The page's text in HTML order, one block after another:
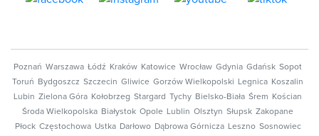
Poznań Warszawa Łódź Kraków Katowice Wrocław Gdynia Gdańsk Sopot
Toruń
Bydgoszcz Szczecin Gliwice Gorzów Wielkopolski Legnica Koszalin
Lubin Zielona Góra Kołobrzeg Stargard Tychy Bielsko-Biała Śrem
Kościan
Środa Wielkopolska Białystok Opole Lublin Olsztyn Słupsk Zakopane
Płock Częstochowa Ustka Darłowo Dąbrowa Górnicza Leszno Sosnowiec